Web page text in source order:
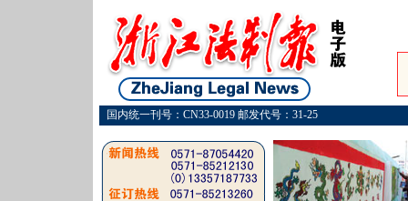
国内统一刊号：CN33-0019 邮发代号：31-25